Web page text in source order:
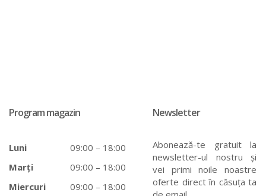
Program magazin
Luni
09:00 – 18:00
Marți
09:00 – 18:00
Miercuri
09:00 – 18:00
Newsletter
Abonează-te gratuit la
newsletter-ul nostru și
vei primi noile noastre
oferte direct în căsuța ta